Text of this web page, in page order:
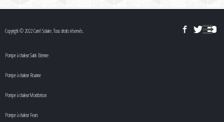
Copyright © 2022 Carré Solaire. Tous droits réservés.
Pompe à chaleur Saint-Etienne
Pompe à chaleur Roanne
Pompe à chaleur Montbrison
Pompe à chaleur Feurs